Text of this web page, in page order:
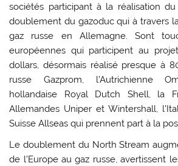
sociétés participant à la réalisation
doublement du gazoduc qui à travers
gaz russe en Allemagne. Sont
européennes qui participent au
dollars, désormais réalisé presque à
russe Gazprom, l’Autrichienne
hollandaise Royal Dutch Shell, la
Allemandes Uniper et Wintershall,
Suisse Allseas qui prennent part à la
Le doublement du North Stream
de l’Europe au gaz russe, avertissent